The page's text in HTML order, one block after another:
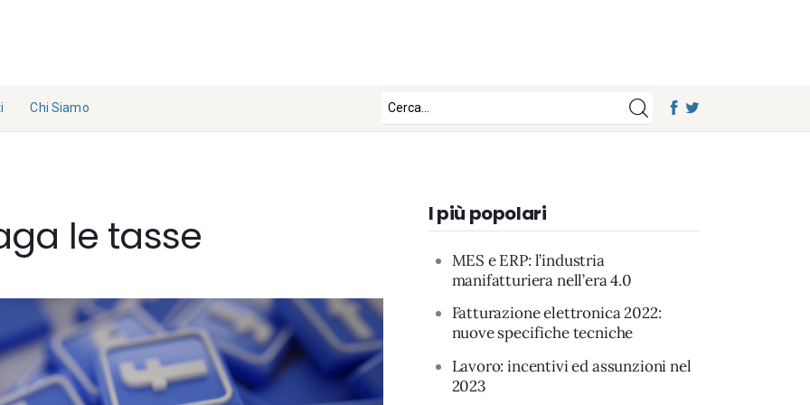
Chi Siamo
Collabo
ra con
Contat
ti
le tasse I più popolari
MES e ERP: l’industria
manifatturiera nell’era 4.0
Fatturazione elettronica 2022:
nuove specifiche tecniche
Lavoro: incentivi ed assunzioni nel
2023